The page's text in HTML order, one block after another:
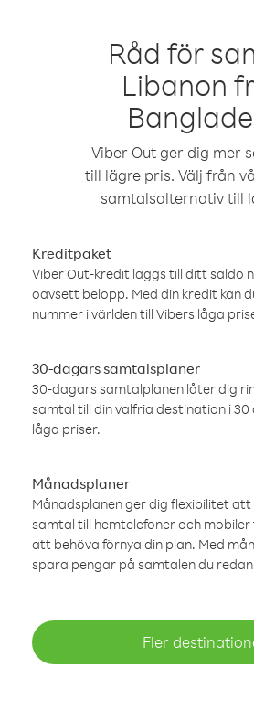
Råd för
Libanon
Viber Out ger dig mer
till lägre pris. Välj från
samtalsalternativ till
Kreditpaket
Viber Out-kredit läggs till ditt saldo
oavsett belopp. Med din kredit kan
nummer i världen till Vibers låga
30-dagars samtalsplaner
30-dagars samtalplanen låter dig
samtal till din valfria destination i
låga priser.
Månadsplaner
Månadsplanen ger dig flexibilitet
samtal till hemtelefoner och
att behöva förnya din plan. Med
spara pengar på samtalen du
Fler